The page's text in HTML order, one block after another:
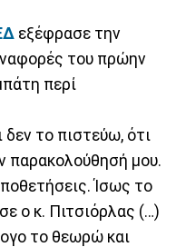
εξέφρασε την
του πρώην
περί
το πιστεύω, ότι
παρακολούθησή μου.
Ίσως το
ο κ. Πιτσιόρλας (…)
το θεωρώ και